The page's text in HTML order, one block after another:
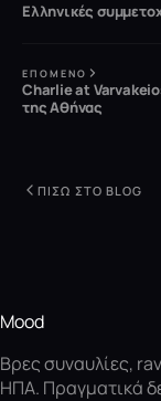
Ελληνικές
ΕΠΌΜΕΝΟ
Charlie at
της Αθήνας
ΠΊΣΩ ΣΤΟ BLOG
Mood
Βρες συναυλίες,
ΗΠΑ. Πραγματικά